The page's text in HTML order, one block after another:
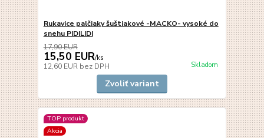
Rukavice palčiaky šuštiakové -MACKO- vysoké do
snehu PIDILIDI
17,90 EUR
15,50 EUR/ks
12,60 EUR bez DPH Skladom
Zvoliť variant
TOP produkt
Akcia